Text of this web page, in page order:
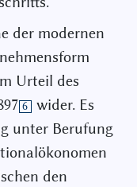
der modernen
Urteil des
6
wider. Es
unter Berufung
den